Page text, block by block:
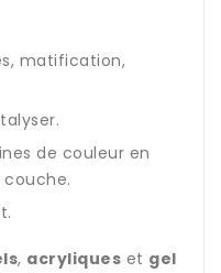
matification,
de couleur en
, acryliques et gel